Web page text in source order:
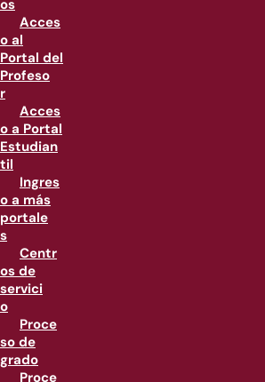
os
Acces
o al
Portal del
Profeso
r
Acces
o a Portal
Estudian
til
Ingres
o a más
portale
s
Centr
os de
servici
o
Proce
so de
grado
Proce